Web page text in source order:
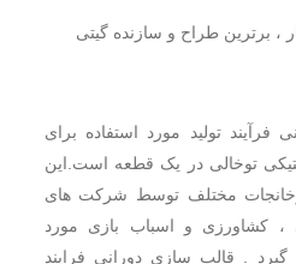
، برترین طراح و سازنده گیتی
تولید مورد استفاده برای
توخالی در یک قطعه است.این
مختلف توسط شرکت های
کشاورزی و اسباب بازی مورد
. قالب سازی دورانی فرایند